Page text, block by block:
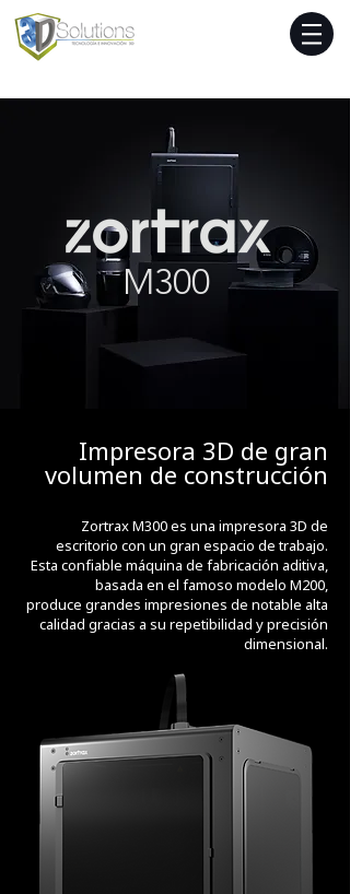
M300
Impresora 3D de gran
volumen de construcción
Zortrax M300 es una impresora 3D de
escritorio con un gran espacio de trabajo.
Esta confiable máquina de fabricación aditiva,
basada en el famoso modelo M200,
produce grandes impresiones de notable alta
calidad gracias a su repetibilidad y precisión
dimensional.